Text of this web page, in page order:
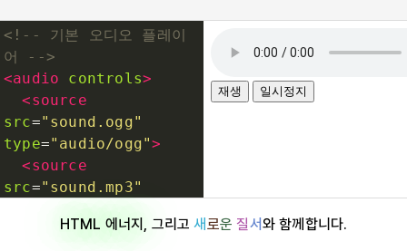
bdo
button
<!-- 기본 오디오 플레이
어 -->
<audio controls>
<source
src="sound.ogg"
type="audio/ogg">
<source
src="sound.mp3"
trackHTML 에너지 , 그리고새로운 질서와 함께합니다.